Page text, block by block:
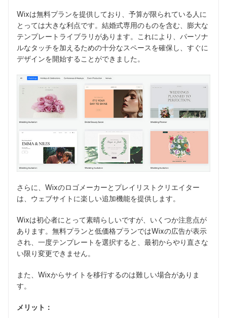
Wixは無料プランを提供しており、予算が限られている人に
とっては大きな利点です。結婚式専用のものを含む、膨大な
テンプレートライブラリがあります。これにより、パーソナ
ルなタッチを加えるための十分なスペースを確保し、すぐに
デザインを開始することができました。
さらに、Wixのロゴメーカーとプレイリストクリエイター
は、ウェブサイトに楽しい追加機能を提供します。
Wixは初心者にとって素晴らしいですが、いくつか注意点が
あります。無料プランと低価格プランではWixの広告が表示
され、一度テンプレートを選択すると、最初からやり直さな
い限り変更できません。
また、Wixからサイトを移行するのは難しい場合がありま
す。
メリット：